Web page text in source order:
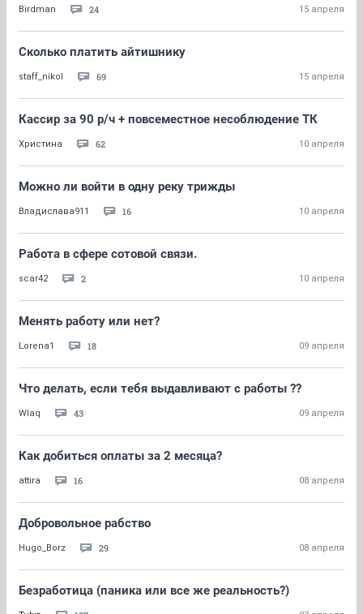
Birdman 24 15 апреля
Сколько платить айтишнику
staff_nikol 69 15 апреля
Кассир за 90 р/ч + повсеместное несоблюдение ТК
Христина 62 10 апреля
Можно ли войти в одну реку трижды
Владислава911 16 10 апреля
Работа в сфере сотовой связи.
scar42 2 10 апреля
Менять работу или нет?
Lorena1 18 09 апреля
Что делать, если тебя выдавливают с работы ??
Wlaq 43 09 апреля
Как добиться оплаты за 2 месяца?
attira 16 08 апреля
Добровольное рабство
Hugo_Borz 29 08 апреля
Безработица (паника или все же реальность?)